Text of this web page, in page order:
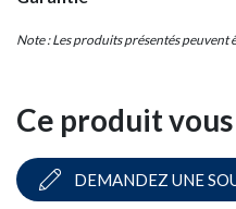
Note : Les produits présentés peuvent
Ce produit
DEMANDEZ UNE